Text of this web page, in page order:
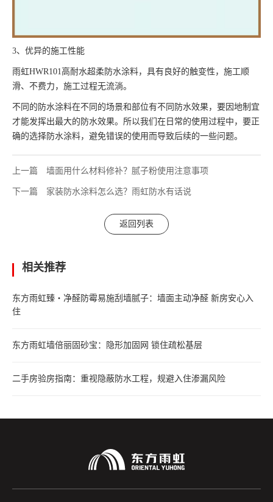
3、优异的施工性能
雨虹HWR101高耐水超柔防水涂料，具有良好的触变性，施工顺
滑、不费力，施工过程无流淌。
不同的防水涂料在不同的场景和部位有不同防水效果，要因地制宜
才能发挥出最大的防水效果。所以我们在日常的使用过程中，要正
确的选择防水涂料，避免错误的使用而导致后续的一些问题。
上一篇 墙面用什么材料修补？腻子粉使用注意事项
下一篇 家装防水涂料怎么选？雨虹防水有话说
返回列表
相关推荐
东方雨虹臻・净醛防霉易施刮墙腻子：墙面主动净醛 新房安心入
住
东方雨虹墙倍丽固砂宝：隐形加固网 锁住疏松基层
二手房验房指南：重视隐蔽防水工程，规避入住渗漏风险